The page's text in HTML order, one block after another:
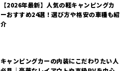
【2026年最新】人気の軽キャンピングカ
ーおすすめ24選！選び方や格安の車種も紹
介
キャンピングカーの内装にこだわりたい人